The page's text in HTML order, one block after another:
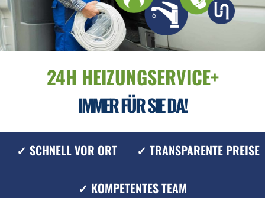
24H HEIZUNGSERVICE+
IMMER FÜR SIE DA!
✓ SCHNELL VOR ORT ✓ TRANSPARENTE PREISE
✓ KOMPETENTES TEAM